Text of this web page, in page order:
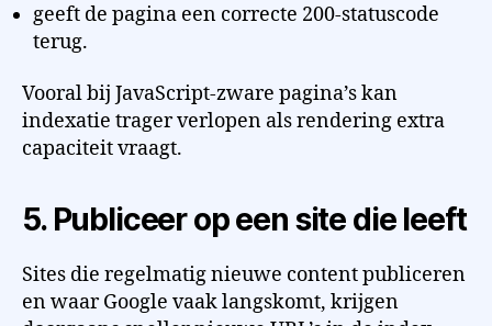
geeft de pagina een correcte 200-statuscode
terug.
Vooral bij JavaScript-zware pagina’s kan
indexatie trager verlopen als rendering extra
capaciteit vraagt.
5. Publiceer op een site die leeft
Sites die regelmatig nieuwe content publiceren
en waar Google vaak langskomt, krijgen